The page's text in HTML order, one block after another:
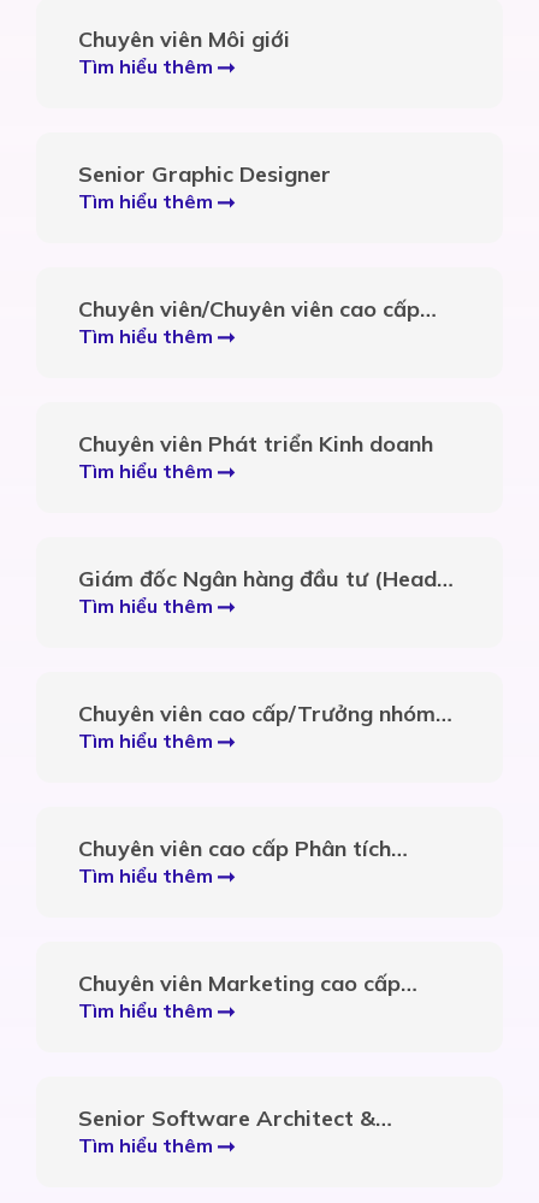
Chuyên viên Môi giới
Tìm hiểu thêm
Senior Graphic Designer
Tìm hiểu thêm
Chuyên viên/Chuyên viên cao cấp
Phân tích dữ liệu
Tìm hiểu thêm
Chuyên viên Phát triển Kinh doanh
Tìm hiểu thêm
Giám đốc Ngân hàng đầu tư (Head
of Investment Banking)
Tìm hiểu thêm
Chuyên viên cao cấp/Trưởng nhóm
Phân tích Vĩ mô và Ngành Tài chính
Tìm hiểu thêm
Chuyên viên cao cấp Phân tích
Ngành và Cổ phiếu
Tìm hiểu thêm
Chuyên viên Marketing cao cấp
(mảng content)
Tìm hiểu thêm
Senior Software Architect &
Developer
Tìm hiểu thêm